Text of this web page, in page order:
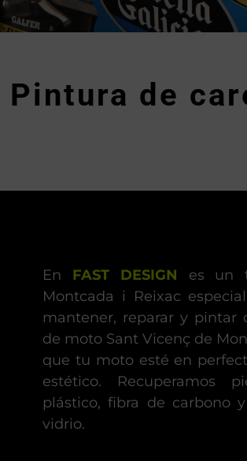
Pintura de
En FAST DESIGN es un
Montcada i Reixac
mantener, reparar y pintar
de moto Sant Vicenç de
que tu moto esté en
estético. Recuperamos
plástico, fibra de carbono
vidrio.